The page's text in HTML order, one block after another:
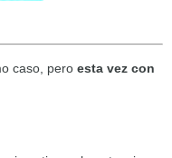
caso, pero esta vez con